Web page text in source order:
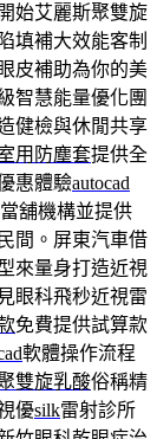
始艾麗斯聚雙旋
填補大效能客制
皮補助為你的美
智慧能量優化團
健檢與休閒共享
用防塵套提供全
惠體驗autocad
舖機構並提供
間。屏東汽車借
來量身打造近視
眼科飛秒近視雷
免費提供試算款
軟體操作流程
雙旋乳酸俗稱精
優silk雷射診所